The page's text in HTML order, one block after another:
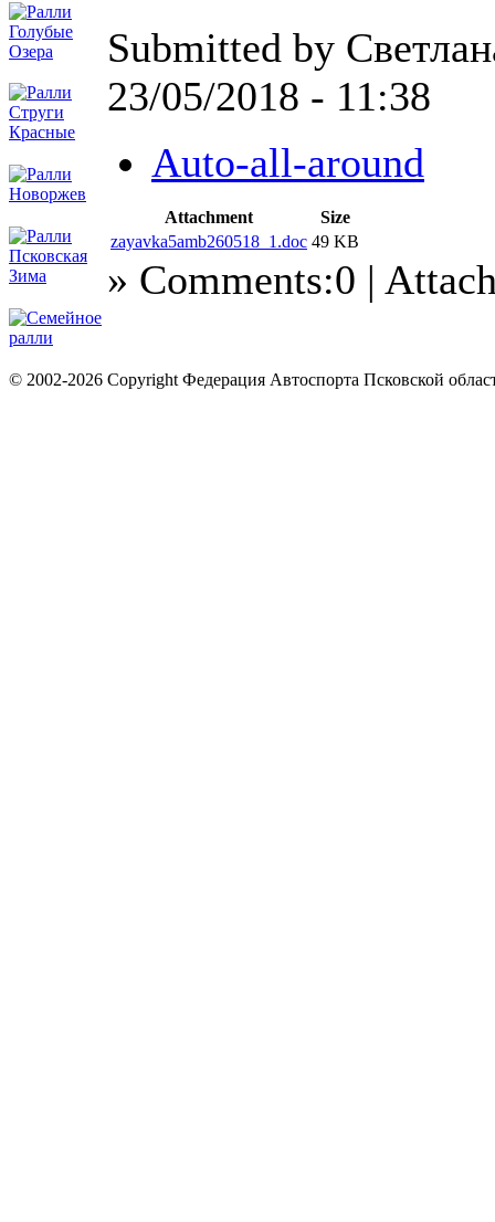
Submitted by
23/05/2018 - 11:38
Auto-all-around
Attachment
Size
zayavka5amb260518_1.doc 49 KB
» Comments:0 |
© 2002-2026 Copyright Федерация Автоспорта Псковской